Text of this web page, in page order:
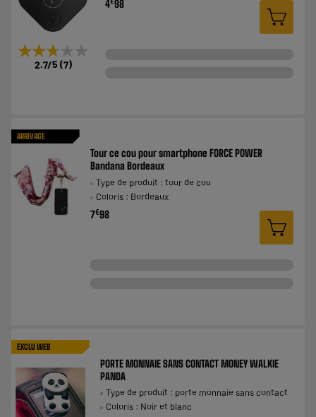
★★★★★
★★★★★
2.7/5 (7)
4 98
ARRIVAGE
Tour ce cou pour smartphone FORCE POWER
Bandana Bordeaux
Type de produit : tour de cou
Coloris : Bordeaux
7€98
EXCLU WEB
PORTE MONNAIE SANS CONTACT MONEY WALKIE
PANDA
Type de produit : porte monnaie sans contact
Coloris : Noir et blanc